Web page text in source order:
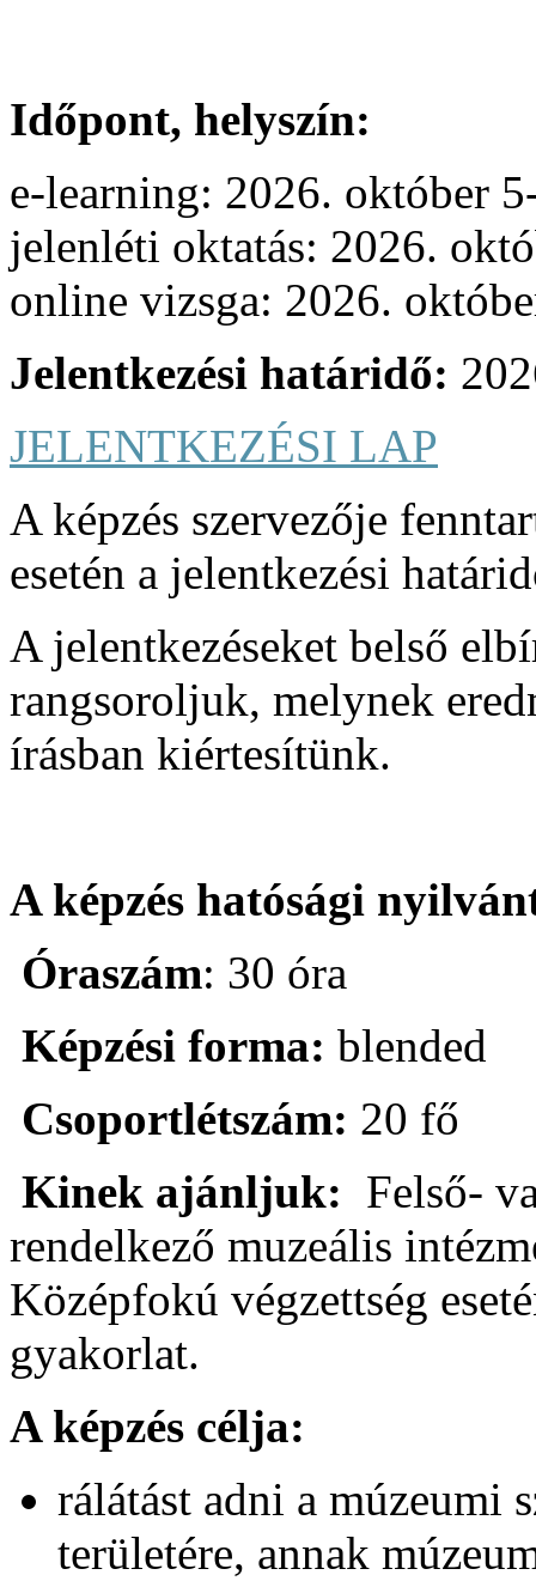
Időpont, helyszín:
e-learning: 2026. október
jelenléti oktatás: 2026.
online vizsga: 2026.
Jelentkezési határidő:
JELENTKEZÉSI LAP
A képzés szervezője
esetén a jelentkezési
A jelentkezéseket belső
rangsoroljuk, melynek
írásban kiértesítünk.
A képzés hatósági
Óraszám: 30 óra
Képzési forma: blended
Csoportlétszám: 20 fő
Kinek ajánljuk: Felső-
rendelkező muzeális
Középfokú végzettség
gyakorlat.
A képzés célja:
rálátást adni a múzeumi
területére, annak